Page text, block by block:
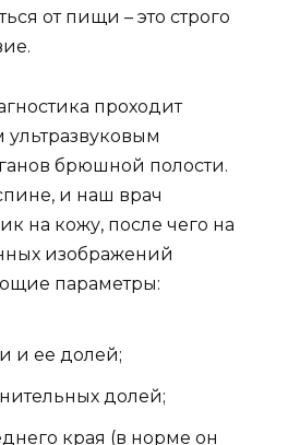
от пищи – это строго
проходит
брюшной полости.
и наш врач
на кожу, после чего на
изображений
параметры:
и ее долей;
долей;
края (в норме он